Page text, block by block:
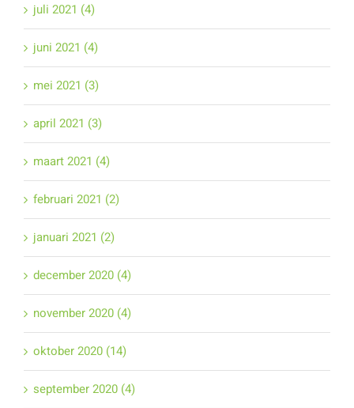
juli 2021 (4)
juni 2021 (4)
mei 2021 (3)
april 2021 (3)
maart 2021 (4)
februari 2021 (2)
januari 2021 (2)
december 2020 (4)
november 2020 (4)
oktober 2020 (14)
september 2020 (4)